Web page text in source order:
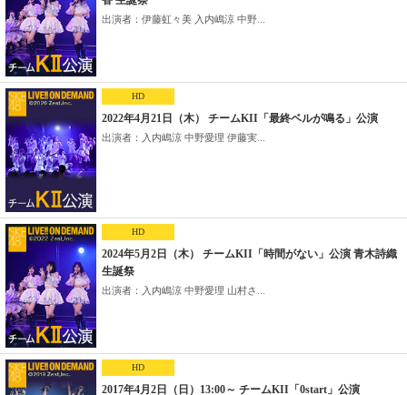
出演者：伊藤虹々美 入内嶋涼 中野...
HD
2022年4月21日（木） チームKII「最終ベルが鳴る」公演
出演者：入内嶋涼 中野愛理 伊藤実...
HD
2024年5月2日（木） チームKII「時間がない」公演 青木詩織
生誕祭
出演者：入内嶋涼 中野愛理 山村さ...
HD
2017年4月2日（日）13:00～ チームKII「0start」公演